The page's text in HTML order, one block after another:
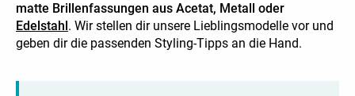
matte Brillenfassungen aus Acetat, Metall oder
Edelstahl. Wir stellen dir unsere Lieblingsmodelle vor und
geben dir die passenden Styling-Tipps an die Hand.